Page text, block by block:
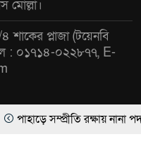
আয়োজনের উদ্যোগ
সমন্বিত পদক্ষেপ
মোল্লা।
শাকের প্লাজা (টয়েনবি
: ০১৭১৪-০২২৮৭৭, E-
২৪ ডট কম লিমিটেড |
পাহাড়ে সম্প্রীতি রক্ষায় নানা